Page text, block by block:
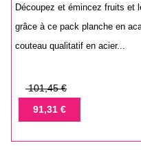
Découpez et émincez fruits et
grâce à ce pack planche en
couteau qualitatif en acier...
Prix
base
101,45 €
Prix91,31 €